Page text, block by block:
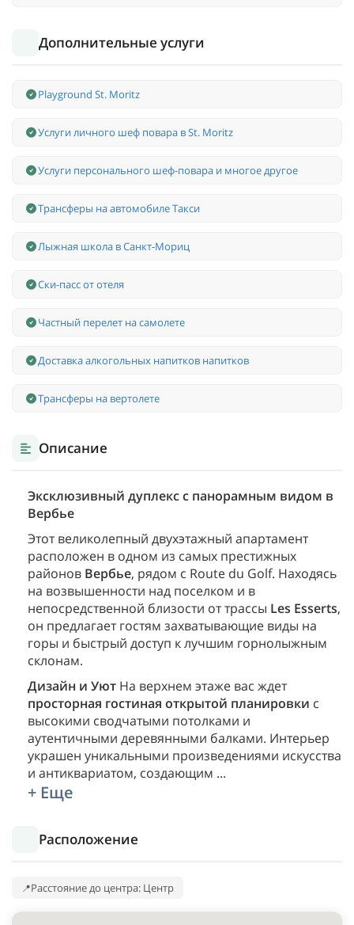
Дополнительные услуги
Playground St. Moritz
Услуги личного шеф повара в St. Moritz
Услуги персонального шеф-повара и многое другое
Трансферы на автомобиле Такси
Лыжная школа в Санкт-Мориц
Ски-пасс от отеля
Частный перелет на самолете
Доставка алкогольных напитков напитков
Трансферы на вертолете
Описание
Эксклюзивный дуплекс с панорамным видом в
Вербье
Этот великолепный двухэтажный апартамент
расположен в одном из самых престижных
районов Вербье, рядом с Route du Golf. Находясь
на возвышенности над поселком и в
непосредственной близости от трассы Les Esserts,
он предлагает гостям захватывающие виды на
горы и быстрый доступ к лучшим горнолыжным
склонам.
Дизайн и Уют На верхнем этаже вас ждет
просторная гостиная открытой планировки с
высокими сводчатыми потолками и
аутентичными деревянными балками. Интерьер
украшен уникальными произведениями искусства
и антиквариатом, создающим ...
+ Еще
Расположение
Расстояние до центра: Центр